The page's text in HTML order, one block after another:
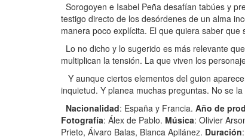
Sorogoyen e Isabel Peña desafían tabúes y
testigo directo de los desórdenes de un alma
manera poco explícita. El que quiera saber
Lo no dicho y lo sugerido es más relevante
multiplican la tensión. La que viven los
Y aunque ciertos elementos del guion
inquietud. Y planea muchas preguntas. No se la
Nacionalidad: España y Francia. Año de
Fotografía: Álex de Pablo. Música: Olivier
Prieto, Álvaro Balas, Blanca Apilánez. Duración